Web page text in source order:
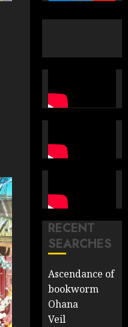
RECENT
SEARCHES
Ascendance of
bookworm
Ohana
Veil